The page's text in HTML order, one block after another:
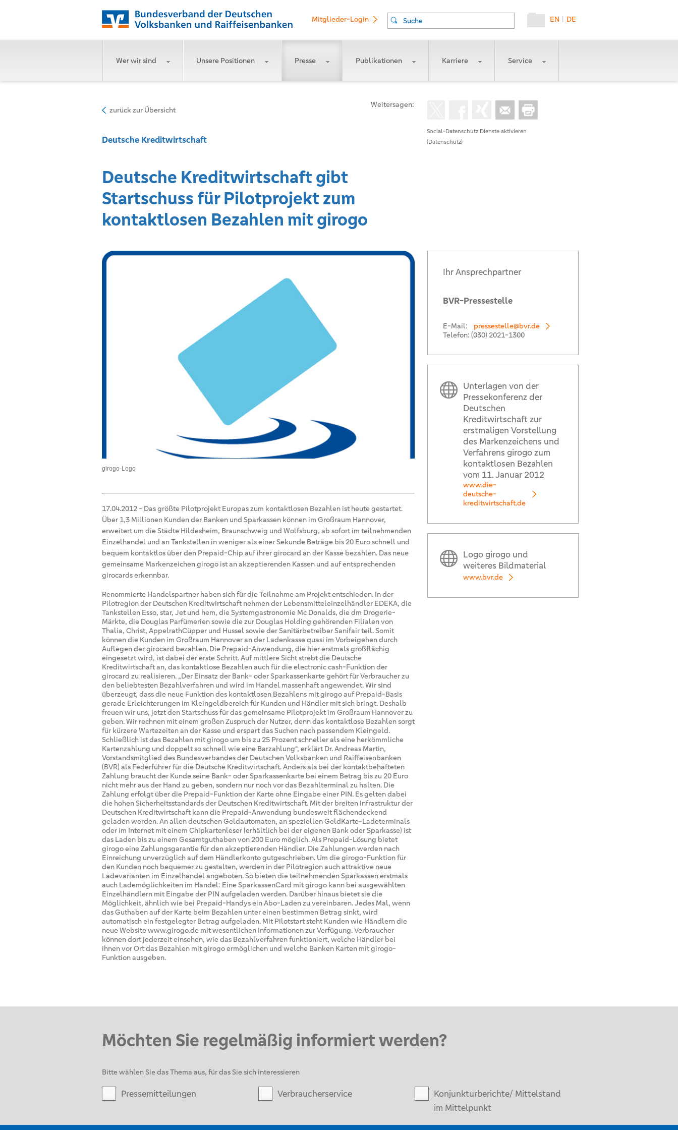
DE
|
EN
Suche
Mitglieder-Login
Wer wir sind Unsere Positionen Presse Publikationen Karriere Service
Social-Datenschutz Dienste aktivieren
(Datenschutz)
Weitersagen:
zurück zur Übersicht
Deutsche Kreditwirtschaft
Deutsche Kreditwirtschaft gibt
Startschuss für Pilotprojekt zum
kontaktlosen Bezahlen mit girogo
girogo-Logo
17.04.2012 - Das größte Pilotprojekt Europas zum kontaktlosen Bezahlen ist heute gestartet.
Über 1,3 Millionen Kunden der Banken und Sparkassen können im Großraum Hannover,
erweitert um die Städte Hildesheim, Braunschweig und Wolfsburg, ab sofort im teilnehmenden
Einzelhandel und an Tankstellen in weniger als einer Sekunde Beträge bis 20 Euro schnell und
bequem kontaktlos über den Prepaid-Chip auf ihrer girocard an der Kasse bezahlen. Das neue
gemeinsame Markenzeichen girogo ist an akzeptierenden Kassen und auf entsprechenden
girocards erkennbar.
Renommierte Handelspartner haben sich für die Teilnahme am Projekt entschieden. In der
Pilotregion der Deutschen Kreditwirtschaft nehmen der Lebensmitteleinzelhändler EDEKA, die
Tankstellen Esso, star, Jet und hem, die Systemgastronomie Mc Donalds, die dm Drogerie-
Märkte, die Douglas Parfümerien sowie die zur Douglas Holding gehörenden Filialen von
Thalia, Christ, AppelrathCüpper und Hussel sowie der Sanitärbetreiber Sanifair teil. Somit
können die Kunden im Großraum Hannover an der Ladenkasse quasi im Vorbeigehen durch
Auflegen der girocard bezahlen. Die Prepaid-Anwendung, die hier erstmals großflächig
eingesetzt wird, ist dabei der erste Schritt. Auf mittlere Sicht strebt die Deutsche
Kreditwirtschaft an, das kontaktlose Bezahlen auch für die electronic cash-Funktion der
girocard zu realisieren. „Der Einsatz der Bank- oder Sparkassenkarte gehört für Verbraucher zu
den beliebtesten Bezahlverfahren und wird im Handel massenhaft angewendet. Wir sind
überzeugt, dass die neue Funktion des kontaktlosen Bezahlens mit girogo auf Prepaid-Basis
gerade Erleichterungen im Kleingeldbereich für Kunden und Händler mit sich bringt. Deshalb
freuen wir uns, jetzt den Startschuss für das gemeinsame Pilotprojekt im Großraum Hannover zu
geben. Wir rechnen mit einem großen Zuspruch der Nutzer, denn das kontaktlose Bezahlen sorgt
für kürzere Wartezeiten an der Kasse und erspart das Suchen nach passendem Kleingeld.
Schließlich ist das Bezahlen mit girogo um bis zu 25 Prozent schneller als eine herkömmliche
Kartenzahlung und doppelt so schnell wie eine Barzahlung“, erklärt Dr. Andreas Martin,
Vorstandsmitglied des Bundesverbandes der Deutschen Volksbanken und Raiffeisenbanken
(BVR) als Federführer für die Deutsche Kreditwirtschaft. Anders als bei der kontaktbehafteten
Zahlung braucht der Kunde seine Bank- oder Sparkassenkarte bei einem Betrag bis zu 20 Euro
nicht mehr aus der Hand zu geben, sondern nur noch vor das Bezahlterminal zu halten. Die
Zahlung erfolgt über die Prepaid-Funktion der Karte ohne Eingabe einer PIN. Es gelten dabei
die hohen Sicherheitsstandards der Deutschen Kreditwirtschaft. Mit der breiten Infrastruktur der
Deutschen Kreditwirtschaft kann die Prepaid-Anwendung bundesweit flächendeckend
geladen werden. An allen deutschen Geldautomaten, an speziellen GeldKarte-Ladeterminals
oder im Internet mit einem Chipkartenleser (erhältlich bei der eigenen Bank oder Sparkasse) ist
das Laden bis zu einem Gesamtguthaben von 200 Euro möglich. Als Prepaid-Lösung bietet
girogo eine Zahlungsgarantie für den akzeptierenden Händler. Die Zahlungen werden nach
Einreichung unverzüglich auf dem Händlerkonto gutgeschrieben. Um die girogo-Funktion für
den Kunden noch bequemer zu gestalten, werden in der Pilotregion auch attraktive neue
Ladevarianten im Einzelhandel angeboten. So bieten die teilnehmenden Sparkassen erstmals
auch Lademöglichkeiten im Handel: Eine SparkassenCard mit girogo kann bei ausgewählten
Einzelhändlern mit Eingabe der PIN aufgeladen werden. Darüber hinaus bietet sie die
Möglichkeit, ähnlich wie bei Prepaid-Handys ein Abo-Laden zu vereinbaren. Jedes Mal, wenn
das Guthaben auf der Karte beim Bezahlen unter einen bestimmen Betrag sinkt, wird
automatisch ein festgelegter Betrag aufgeladen. Mit Pilotstart steht Kunden wie Händlern die
neue Website www.girogo.de mit wesentlichen Informationen zur Verfügung. Verbraucher
können dort jederzeit einsehen, wie das Bezahlverfahren funktioniert, welche Händler bei
ihnen vor Ort das Bezahlen mit girogo ermöglichen und welche Banken Karten mit girogo-
Funktion ausgeben.
Ihr Ansprechpartner
BVR-Pressestelle
E-Mail:
pressestelle@bvr.de
Telefon: (030) 2021-1300
Unterlagen von der
Pressekonferenz der
Deutschen
Kreditwirtschaft zur
erstmaligen Vorstellung
des Markenzeichens und
Verfahrens girogo zum
kontaktlosen Bezahlen
vom 11. Januar 2012
www.die-
deutsche-
kreditwirtschaft.de
Logo girogo und
weiteres Bildmaterial
www.bvr.de
Möchten Sie regelmäßig informiert werden?
Bitte wählen Sie das Thema aus, für das Sie sich interessieren
Pressemitteilungen Verbraucherservice
Konjunkturberichte/ Mittelstand
im Mittelpunkt